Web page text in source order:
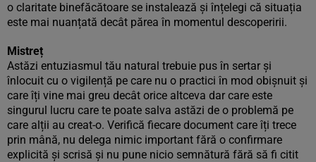
o claritate binefăcătoare se instalează și înțelegi că situația
este mai nuanțată decât părea în momentul descoperirii.
Mistreț
Astăzi entuziasmul tău natural trebuie pus în sertar și
înlocuit cu o vigilență pe care nu o practici în mod obișnuit și
care îți vine mai greu decât orice altceva dar care este
singurul lucru care te poate salva astăzi de o problemă pe
care alții au creat-o. Verifică fiecare document care îți trece
prin mână, nu delega nimic important fără o confirmare
explicită și scrisă și nu pune nicio semnătură fără să fi citit